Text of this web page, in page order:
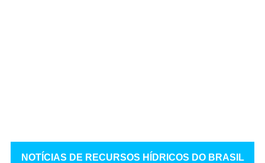
NOTÍCIAS DE RECURSOS HÍDRICOS DO BRASIL